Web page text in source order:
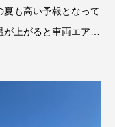
も高い予報となって
上がると車両エアコ